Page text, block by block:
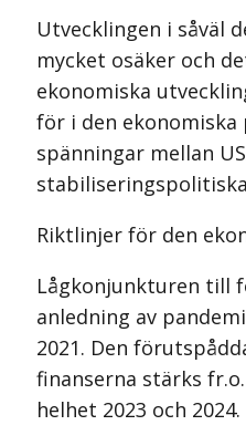
Utvecklingen i såväl
mycket osäker och
ekonomiska
för i den
spänningar mellan
Riktlinjer för den
Lågkonjunkturen till
anledning av
2021. Den
finanserna stärks
helhet 2023 och 2024.